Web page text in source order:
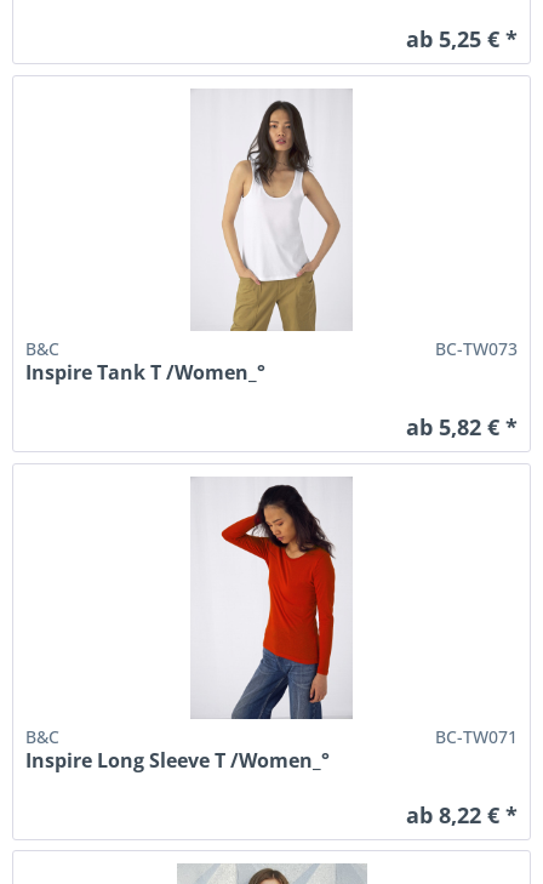
ab 5,25 € *
B&C BC-TW073
Inspire Tank T /Women_°
ab 5,82 € *
B&C BC-TW071
Inspire Long Sleeve T /Women_°
ab 8,22 € *